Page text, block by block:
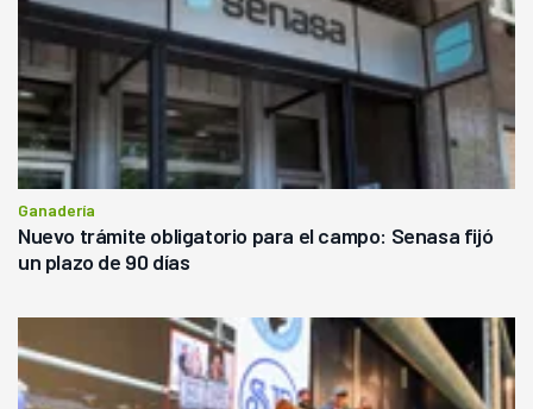
Ganadería
Nuevo trámite obligatorio para el campo: Senasa fijó
un plazo de 90 días